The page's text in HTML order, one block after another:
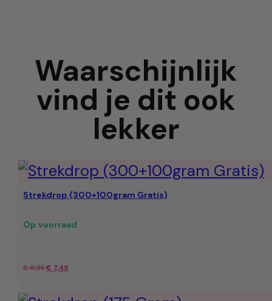
Waarschijnlijk
vind je dit ook
lekker
Strekdrop (300+100gram Gratis)
Op voorraad
€9,95Oorspronkelijke
€ 7,49